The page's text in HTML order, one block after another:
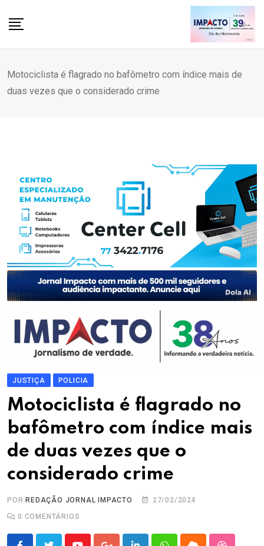
Motociclista é flagrado no bafômetro com índice mais de
duas vezes que o considerado crime
JUSTIÇA POLICIA
Motociclista é flagrado no
bafômetro com índice mais
de duas vezes que o
considerado crime
POR REDAÇÃO JORNAL IMPACTO
27/02/2024
0 COMENTÁRIOS